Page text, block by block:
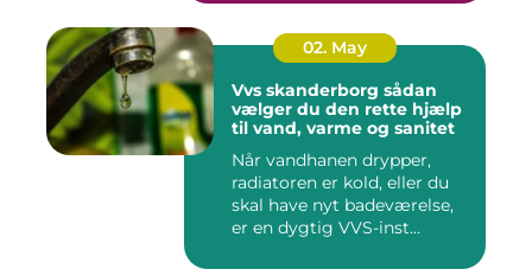
02. May
Vvs skanderborg sådan
vælger du den rette hjælp
til vand, varme og sanitet
Når vandhanen drypper,
radiatoren er kold, eller du
skal have nyt badeværelse,
er en dygtig VVS-inst...